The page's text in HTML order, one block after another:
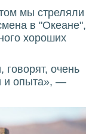
мы стреляли
в "Океане",
хороших
очень
и опыта», —